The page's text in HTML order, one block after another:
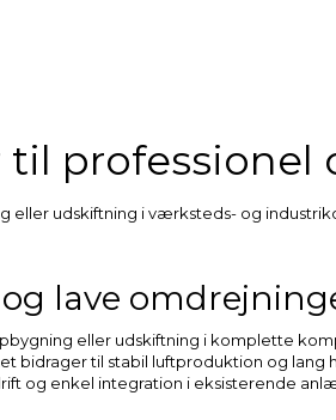
til
eller udskiftning i værksteds- og
lave
eller udskiftning i komplette
bidrager til stabil luftproduktion og
og enkel integration i eksisterende